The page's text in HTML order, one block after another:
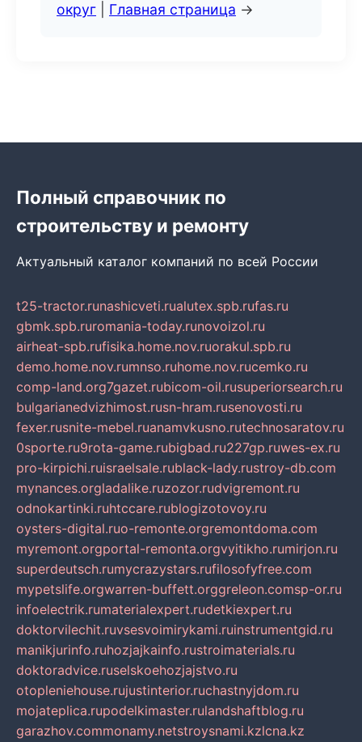
округ
Главная страница →
Полный справочник по
строительству и ремонту
Актуальный каталог компаний по всей России
t25-tractor.runashicveti.rualutex.spb.rufas.ru
gbmk.spb.ruromania-today.runovoizol.ru
airheat-spb.rufisika.home.nov.ruorakul.spb.ru
demo.home.nov.rumnso.ruhome.nov.rucemko.ru
comp-land.org7gazet.rubicom-oil.rusuperiorsearch.ru
bulgarianedvizhimost.rusn-hram.rusenovosti.ru
fexer.rusnite-mebel.ruanamvkusno.rutechnosaratov.ru
0sporte.ru9rota-game.rubigbad.ru227gp.ruwes-ex.ru
pro-kirpichi.ruisraelsale.rublack-lady.rustroy-db.com
mynances.orgladalike.ruzozor.rudvigremont.ru
odnokartinki.ruhtccare.rublogizotovoy.ru
oysters-digital.ruo-remonte.orgremontdoma.com
myremont.orgportal-remonta.orgvyitikho.rumirjon.ru
superdeutsch.rumycrazystars.rufilosofyfree.com
mypetslife.orgwarren-buffett.orggreleon.comsp-or.ru
infoelectrik.rumaterialexpert.rudetkiexpert.ru
doktorvilechit.ruvsesvoimirykami.ruinstrumentgid.ru
manikjurinfo.ruhozjajkainfo.rustroimaterials.ru
doktoradvice.ruselskoehozjajstvo.ru
otopleniehouse.rujustinterior.ruchastnyjdom.ru
mojateplica.rupodelkimaster.rulandshaftblog.ru
garazhov.commonamy.netstroysnami.kzlcna.kz